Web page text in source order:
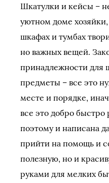
Шкатулки и кейсы –
уютном доме
шкафах и тумбах
но важных вещей.
принадлежности для
предметы – все это
месте и порядке,
все это добро
поэтому и написана
прийти на помощь и
полезную, но и
руками для мелких